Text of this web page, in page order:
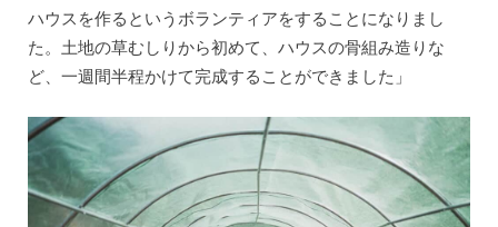
ハウスを作るというボランティアをすることになりまし
た。土地の草むしりから初めて、ハウスの骨組み造りな
ど、一週間半程かけて完成することができました」